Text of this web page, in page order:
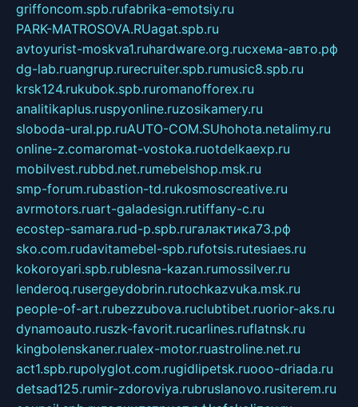
griffoncom.spb.rufabrika-emotsiy.ru
PARK-MATROSOVA.RUagat.spb.ru
avtoyurist-moskva1.ruhardware.org.ruсхема-авто.рф
dg-lab.ruangrup.rurecruiter.spb.rumusic8.spb.ru
krsk124.rukubok.spb.ruromanofforex.ru
analitikaplus.ruspyonline.ruzosikamery.ru
sloboda-ural.pp.ruAUTO-COM.SUhohota.netalimy.ru
online-z.comaromat-vostoka.ruotdelkaexp.ru
mobilvest.rubbd.net.rumebelshop.msk.ru
smp-forum.rubastion-td.rukosmoscreative.ru
avrmotors.ruart-galadesign.rutiffany-c.ru
ecostep-samara.rud-p.spb.ruгалактика73.рф
sko.com.rudavitamebel-spb.rufotsis.rutesiaes.ru
kokoroyari.spb.rublesna-kazan.rumossilver.ru
lenderoq.rusergeydobrin.rutochkazvuka.msk.ru
people-of-art.rubezzubova.ruclubtibet.ruorior-aks.ru
dynamoauto.ruszk-favorit.rucarlines.ruflatnsk.ru
kingbolenskaner.rualex-motor.ruastroline.net.ru
act1.spb.rupolyglot.com.rugidlipetsk.ruooo-driada.ru
detsad125.rumir-zdoroviya.rubruslanovo.rusiterem.ru